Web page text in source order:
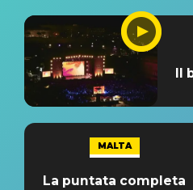
Il
MALTA
La puntata completa